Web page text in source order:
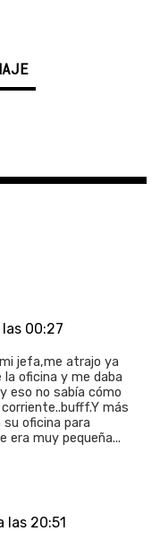
00:27
jefa,me atrajo ya
la oficina y me daba
eso no sabía cómo
más
su oficina para
era muy pequeña...
las 20:51